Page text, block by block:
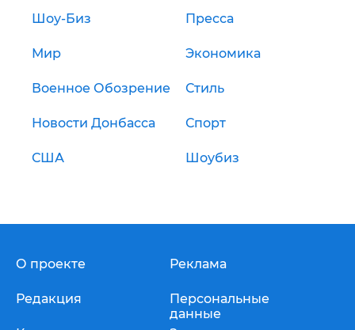
Шоу-Биз Пресса
Мир Экономика
Военное Обозрение Стиль
Новости Донбасса Спорт
США Шоубиз
О проекте
Редакция
Реклама
Персональные
данные